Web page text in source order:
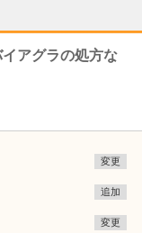
アグラの処方な
変更
追加
変更